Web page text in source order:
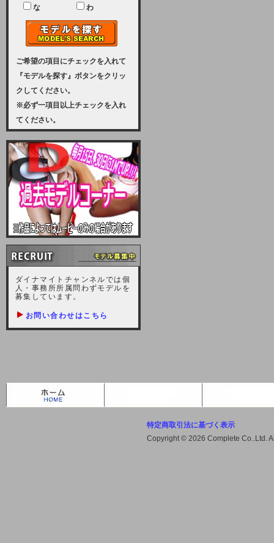
けいたしまして申し訳ございませ
ん。
2023-08-31 (木)
【サーバーメンテナンス実施のお知
らせ】
2023年 9月10日（日曜日）午前8：
サーバーメンテナンスを実施いたし
ます。その為、アクセスはできませ
ますが、ご理解の程を宜しくお願い
致します。
2022-09-01 (木)
【サーバーメンテナンスのお知ら
せ】
9月10日（土曜日）AM6：00から
AM8：00（予定）サーバーメンテ
ナンスを致します。ご迷惑をおかけ
しますが、宜しくお願い致します。
2021-10-22 (金)
2021/10/7に起きました地震によ
不安定な状況もあります。会員様に
は、ご不便をお掛けしますが宜しく
な わ
ご希望の項目にチェックを入れて
『モデルを探す』ボタンをクリッ
クしてください。
※必ず一項目以上チェックを入れ
てください。
ダイナマイトチャンネルでは個
人・事務所所属問わずモデルを
募集しています。
お問い合わせはこちら
特定商取引法に基づく表示
Copyright © 2026 Complete Co..Ltd.